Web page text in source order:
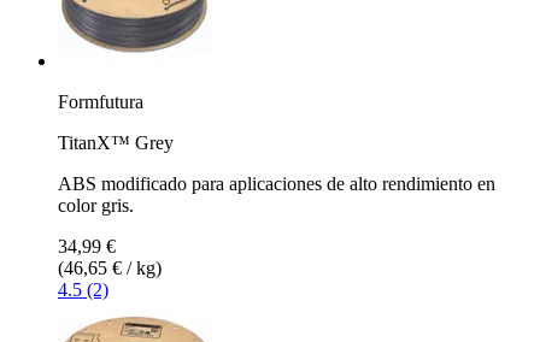
Formfutura
TitanX™ Grey
ABS modificado para aplicaciones de alto rendimiento en
color gris.
34,99 €
(46,65 € / kg)
4.5 (2)